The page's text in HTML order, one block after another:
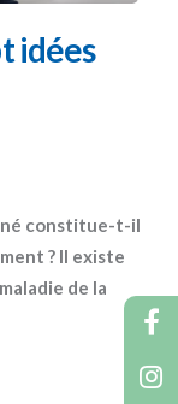
idées
constitue-t-il
? Il existe
de la